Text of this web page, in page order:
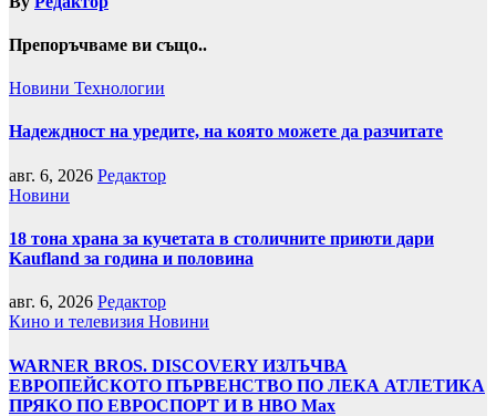
Препоръчваме ви също..
Новини Технологии
Надеждност на уредите, на която можете да разчитате
авг. 6, 2026 Редактор
Новини
18 тона храна за кучетата в столичните приюти дари
Kaufland за година и половина
авг. 6, 2026 Редактор
Кино и телевизия Новини
WARNER BROS. DISCOVERY ИЗЛЪЧВА
ЕВРОПЕЙСКОТО ПЪРВЕНСТВО ПО ЛЕКА АТЛЕТИКА
ПРЯКО ПО ЕВРОСПОРТ И В НВО Мах